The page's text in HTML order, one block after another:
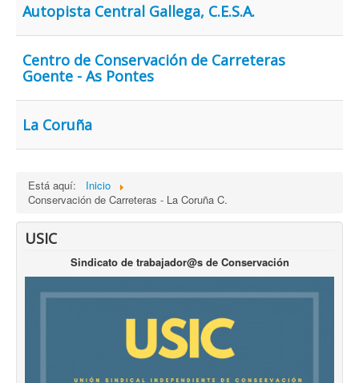
Enlaces Externos
Archivo
Formularios
Contacto
Autopista Central Gallega, C.E.S.A.
Centro de Conservación de Carreteras
Goente - As Pontes
La Coruña
Está aquí:
Inicio
Conservación de Carreteras - La Coruña C.
USIC
Sindicato de trabajador@s de Conservación